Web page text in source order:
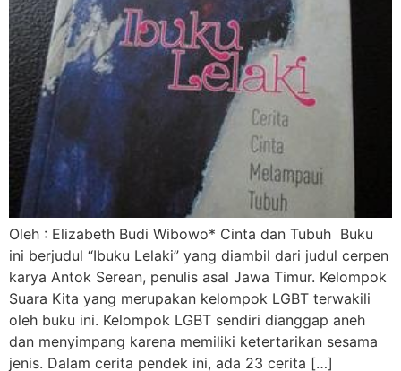
Oleh : Elizabeth Budi Wibowo* Cinta dan Tubuh Buku
ini berjudul “Ibuku Lelaki” yang diambil dari judul cerpen
karya Antok Serean, penulis asal Jawa Timur. Kelompok
Suara Kita yang merupakan kelompok LGBT terwakili
oleh buku ini. Kelompok LGBT sendiri dianggap aneh
dan menyimpang karena memiliki ketertarikan sesama
jenis. Dalam cerita pendek ini, ada 23 cerita […]